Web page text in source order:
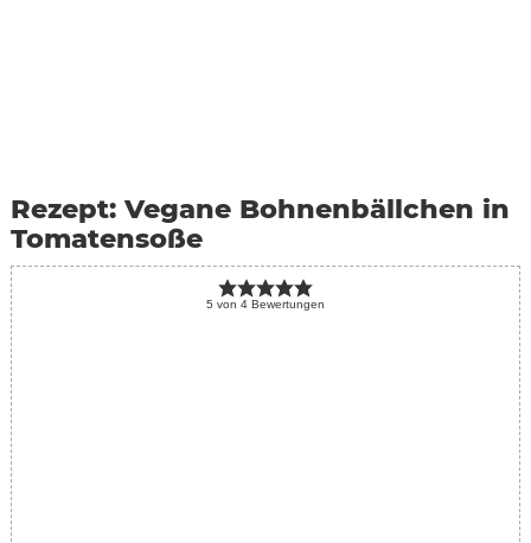
Rezept: Vegane Bohnenbällchen in
Tomatensoße
5 von 4 Bewertungen